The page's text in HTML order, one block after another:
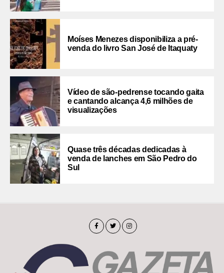
Moíses Menezes disponibiliza a pré-
venda do livro San José de Itaquaty
Vídeo de são-pedrense tocando gaita
e cantando alcança 4,6 milhões de
visualizações
Quase três décadas dedicadas à
venda de lanches em São Pedro do
Sul